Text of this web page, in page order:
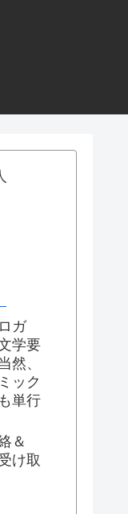
ガ
学要
然、
ック
単行
＆
け取